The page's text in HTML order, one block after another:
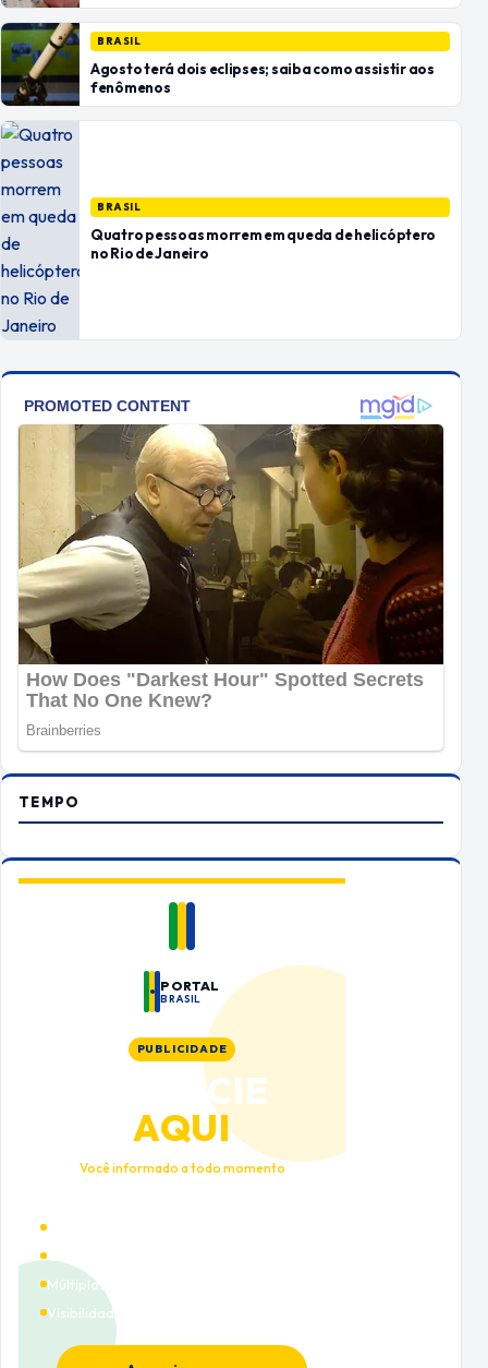
BRASIL
Agosto terá dois eclipses; saiba como assistir aos
fenômenos
BRASIL
Quatro pessoas morrem em queda de helicóptero
no Rio de Janeiro
TEMPO
PORTAL
BRASIL
PUBLICIDADE
ANUNCIE
AQUI
Você informado a todo momento
Múltiplas categorias
Visibilidade premium